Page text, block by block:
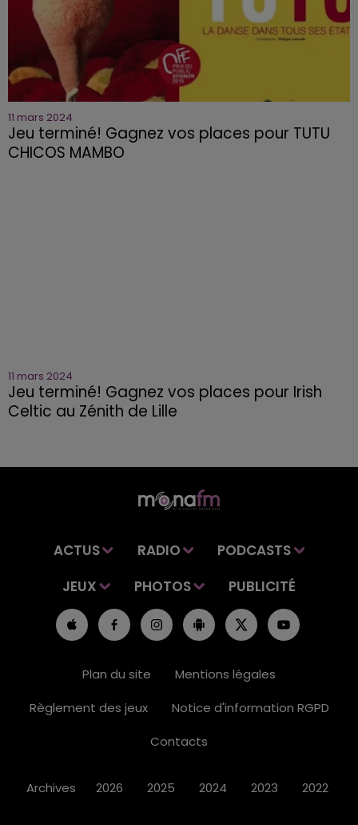
11 mars 2024
Jeu terminé! Gagnez vos places pour TUTU
CHICOS MAMBO
11 mars 2024
Jeu terminé! Gagnez vos places pour Irish
Celtic au Zénith de Lille
ACTUS RADIO
PODCASTS
JEUX
PHOTOS PUBLICITÉ
Plan du site
Mentions légales
Règlement des jeux
Notice d'information RGPD
Contacts
Archives 2026 2025 2024 2023 2022